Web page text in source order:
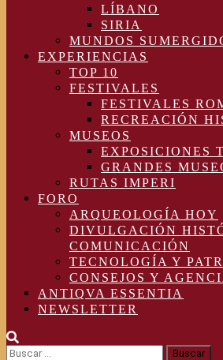
LÍBANO
SIRIA
MUNDOS
EXPERIENCIAS
TOP 10
FESTIVALES
FESTIVALES
RECREACIÓN
MUSEOS
EXPOSICIONES
GRANDES
RUTAS IMPERI
FORO
ARQUEOLOGÍA HOY
DIVULGACIÓN
COMUNICACIÓN
TECNOLOGÍA Y
CONSEJOS Y
ANTIQVA ESSENTIA
NEWSLETTER
Buscar: